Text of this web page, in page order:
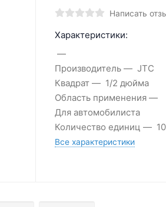
Написать
Характеристики:
Производитель
JTC
Квадрат
1/2 дюйма
Область применения
Для автомобилиста
Количество единиц
Все характеристики